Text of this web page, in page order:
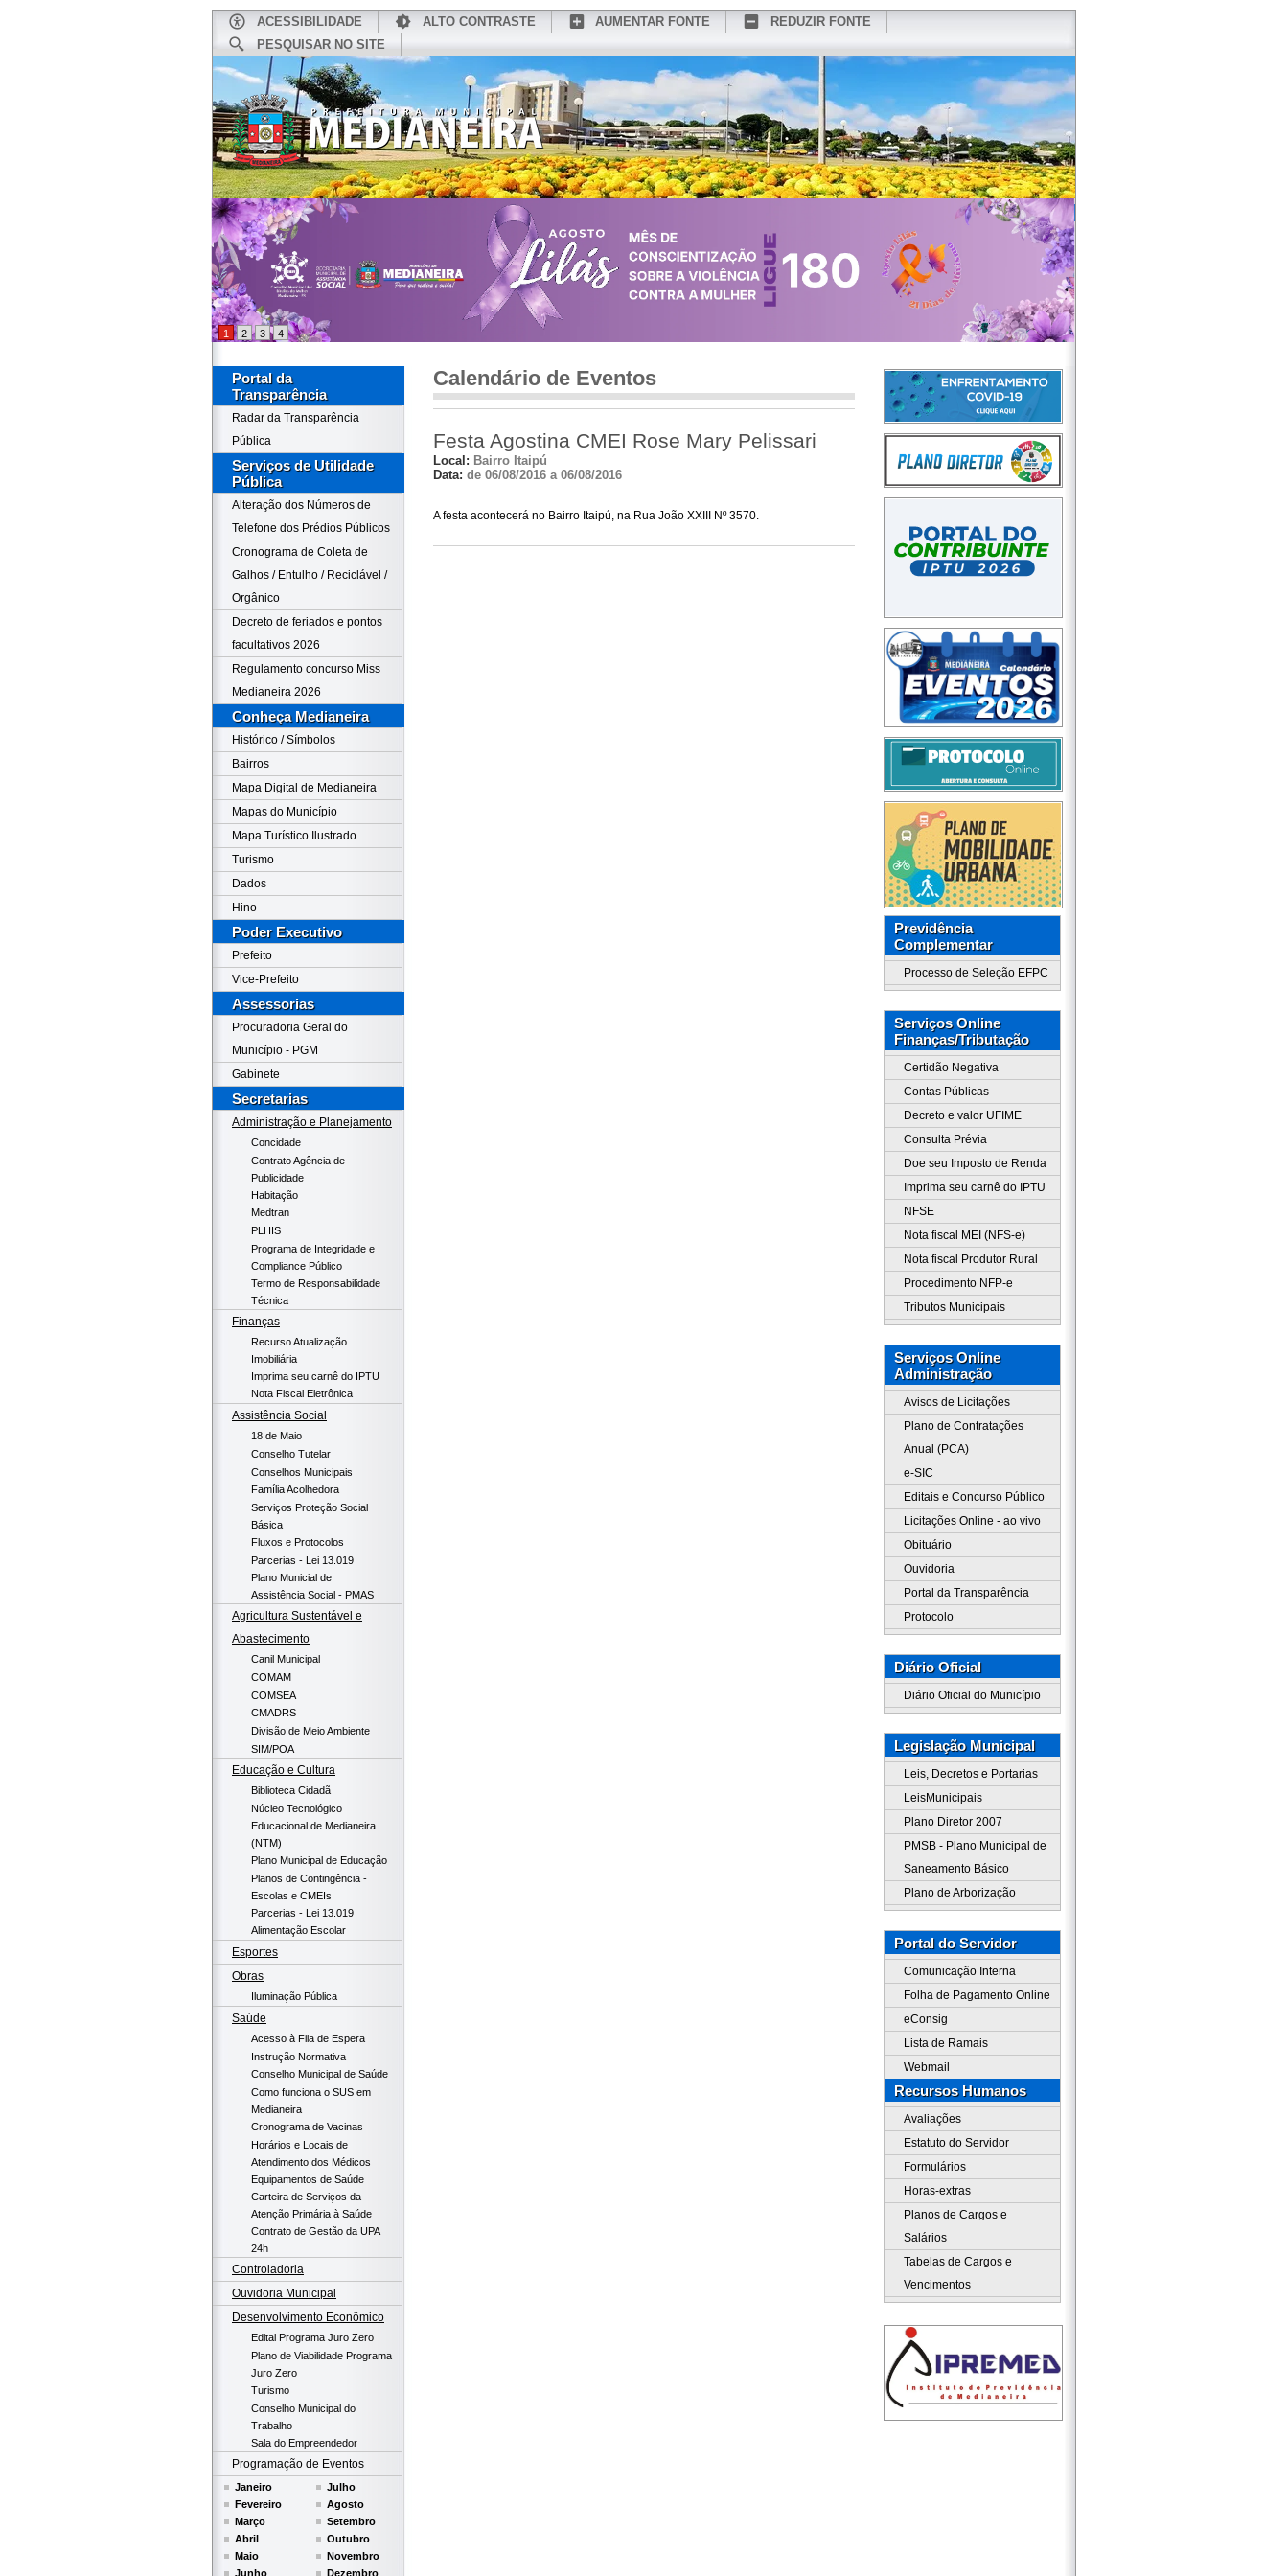
ACESSIBILIDADE ALTO CONTRASTE AUMENTAR FONTE
REDUZIR FONTE
PESQUISAR NO SITE
CONHEÇA MEDIANEIRA REDES SOCIAIS WEBMAIL
1 2 3 4
Portal da
Transparência
Radar da Transparência
Pública
Serviços de Utilidade
Pública
Alteração dos Números de
Telefone dos Prédios Públicos
Cronograma de Coleta de
Galhos / Entulho / Reciclável /
Orgânico
Decreto de feriados e pontos
facultativos 2026
Regulamento concurso Miss
Medianeira 2026
Conheça Medianeira
Histórico / Símbolos
Bairros
Mapa Digital de Medianeira
Mapas do Município
Mapa Turístico Ilustrado
Turismo
Dados
Hino
Poder Executivo
Prefeito
Vice-Prefeito
Assessorias
Procuradoria Geral do
Município - PGM
Gabinete
Secretarias
Administração e Planejamento
Concidade
Contrato Agência de
Publicidade
Habitação
Medtran
PLHIS
Programa de Integridade e
Compliance Público
Termo de Responsabilidade
Técnica
Finanças
Recurso Atualização
Imobiliária
Imprima seu carnê do IPTU
Nota Fiscal Eletrônica
Assistência Social
18 de Maio
Conselho Tutelar
Conselhos Municipais
Família Acolhedora
Serviços Proteção Social
Básica
Fluxos e Protocolos
Parcerias - Lei 13.019
Plano Municial de
Assistência Social - PMAS
Agricultura Sustentável e
Abastecimento
Canil Municipal
COMAM
COMSEA
CMADRS
Divisão de Meio Ambiente
SIM/POA
Educação e Cultura
Biblioteca Cidadã
Núcleo Tecnológico
Educacional de Medianeira
(NTM)
Plano Municipal de Educação
Planos de Contingência -
Escolas e CMEIs
Parcerias - Lei 13.019
Alimentação Escolar
Esportes
Obras
Iluminação Pública
Saúde
Acesso à Fila de Espera
Instrução Normativa
Conselho Municipal de Saúde
Como funciona o SUS em
Medianeira
Cronograma de Vacinas
Horários e Locais de
Atendimento dos Médicos
Equipamentos de Saúde
Carteira de Serviços da
Atenção Primária à Saúde
Contrato de Gestão da UPA
24h
Controladoria
Ouvidoria Municipal
Desenvolvimento Econômico
Edital Programa Juro Zero
Plano de Viabilidade Programa
Juro Zero
Turismo
Conselho Municipal do
Trabalho
Sala do Empreendedor
Programação de Eventos
Janeiro
Fevereiro
Março
Abril
Maio
Junho
Julho
Agosto
Setembro
Outubro
Novembro
Dezembro
Calendário de Eventos
Festa Agostina CMEI Rose Mary Pelissari
Local: Bairro Itaipú
Data: de 06/08/2016 a 06/08/2016
A festa acontecerá no Bairro Itaipú, na Rua João XXIII Nº 3570.
Previdência
Complementar
Processo de Seleção EFPC
Serviços Online
Finanças/Tributação
Certidão Negativa
Contas Públicas
Decreto e valor UFIME
Consulta Prévia
Doe seu Imposto de Renda
Imprima seu carnê do IPTU
NFSE
Nota fiscal MEI (NFS-e)
Nota fiscal Produtor Rural
Procedimento NFP-e
Tributos Municipais
Serviços Online
Administração
Avisos de Licitações
Plano de Contratações
Anual (PCA)
e-SIC
Editais e Concurso Público
Licitações Online - ao vivo
Obituário
Ouvidoria
Portal da Transparência
Protocolo
Diário Oficial
Diário Oficial do Município
Legislação Municipal
Leis, Decretos e Portarias
LeisMunicipais
Plano Diretor 2007
PMSB - Plano Municipal de
Saneamento Básico
Plano de Arborização
Portal do Servidor
Comunicação Interna
Folha de Pagamento Online
eConsig
Lista de Ramais
Webmail
Recursos Humanos
Avaliações
Estatuto do Servidor
Formulários
Horas-extras
Planos de Cargos e
Salários
Tabelas de Cargos e
Vencimentos